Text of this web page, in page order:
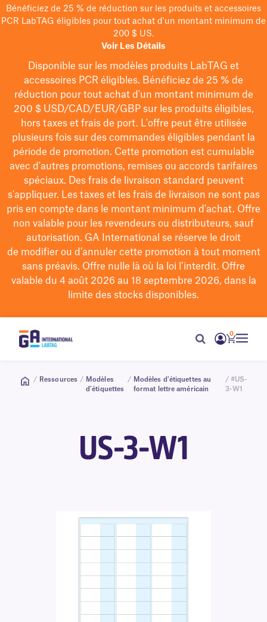
Bénéficiez de 25 % de réduction sur les produits et accessoires
PCR LabTAG éligibles pour tout achat d'un montant minimum de
200 $ US.
Voir Les Détails
Disponible sur les modèles produits LabTAG et
accessoires PCR éligibles. Bénéficiez de 25 % de
réduction pour tout achat d'un montant minimum de
200 $USD/CAD/EUR/GBPsur les produits éligibles,
hors taxes et frais de port. L'offre peut être utilisée
plusieurs fois sur des commandes éligibles pendant la
période de promotion. Cette promotion est cumulable
avec d'autres promotions, remises ou accords tarifaires
spéciaux. Des frais de livraison standard peuvent
s'appliquer. Les taxes et les frais de livraison ne sont pas
pris en compte dans le montant minimum d'achat. Offre
non valable pour les revendeurs ou distributeurs, sauf
autorisation. GA International se réserve le droit
de modifierou d’annuler cette promotion à tout moment
sans préavis. Offre nulle là où la loi l’interdit. Offre
valable du 4 août 2026 au 18 septembre 2026, dans la
limite des stocks disponibles.
0
/ Ressources / Modèles
d'étiquettes
/ Modèles d'étiquettes au
format lettre américain
/ #US-
3-W1
US-3-W1